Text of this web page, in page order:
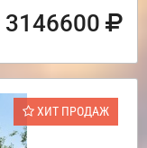
3146600
ХИТ ПРОДАЖ